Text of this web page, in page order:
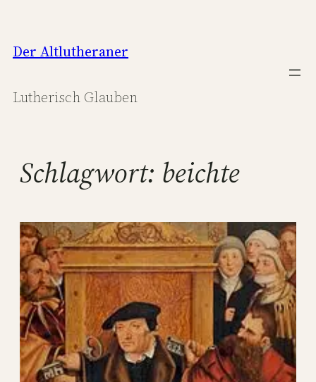
springen
Der Altlutheraner
Lutherisch Glauben
Schlagwort: beichte